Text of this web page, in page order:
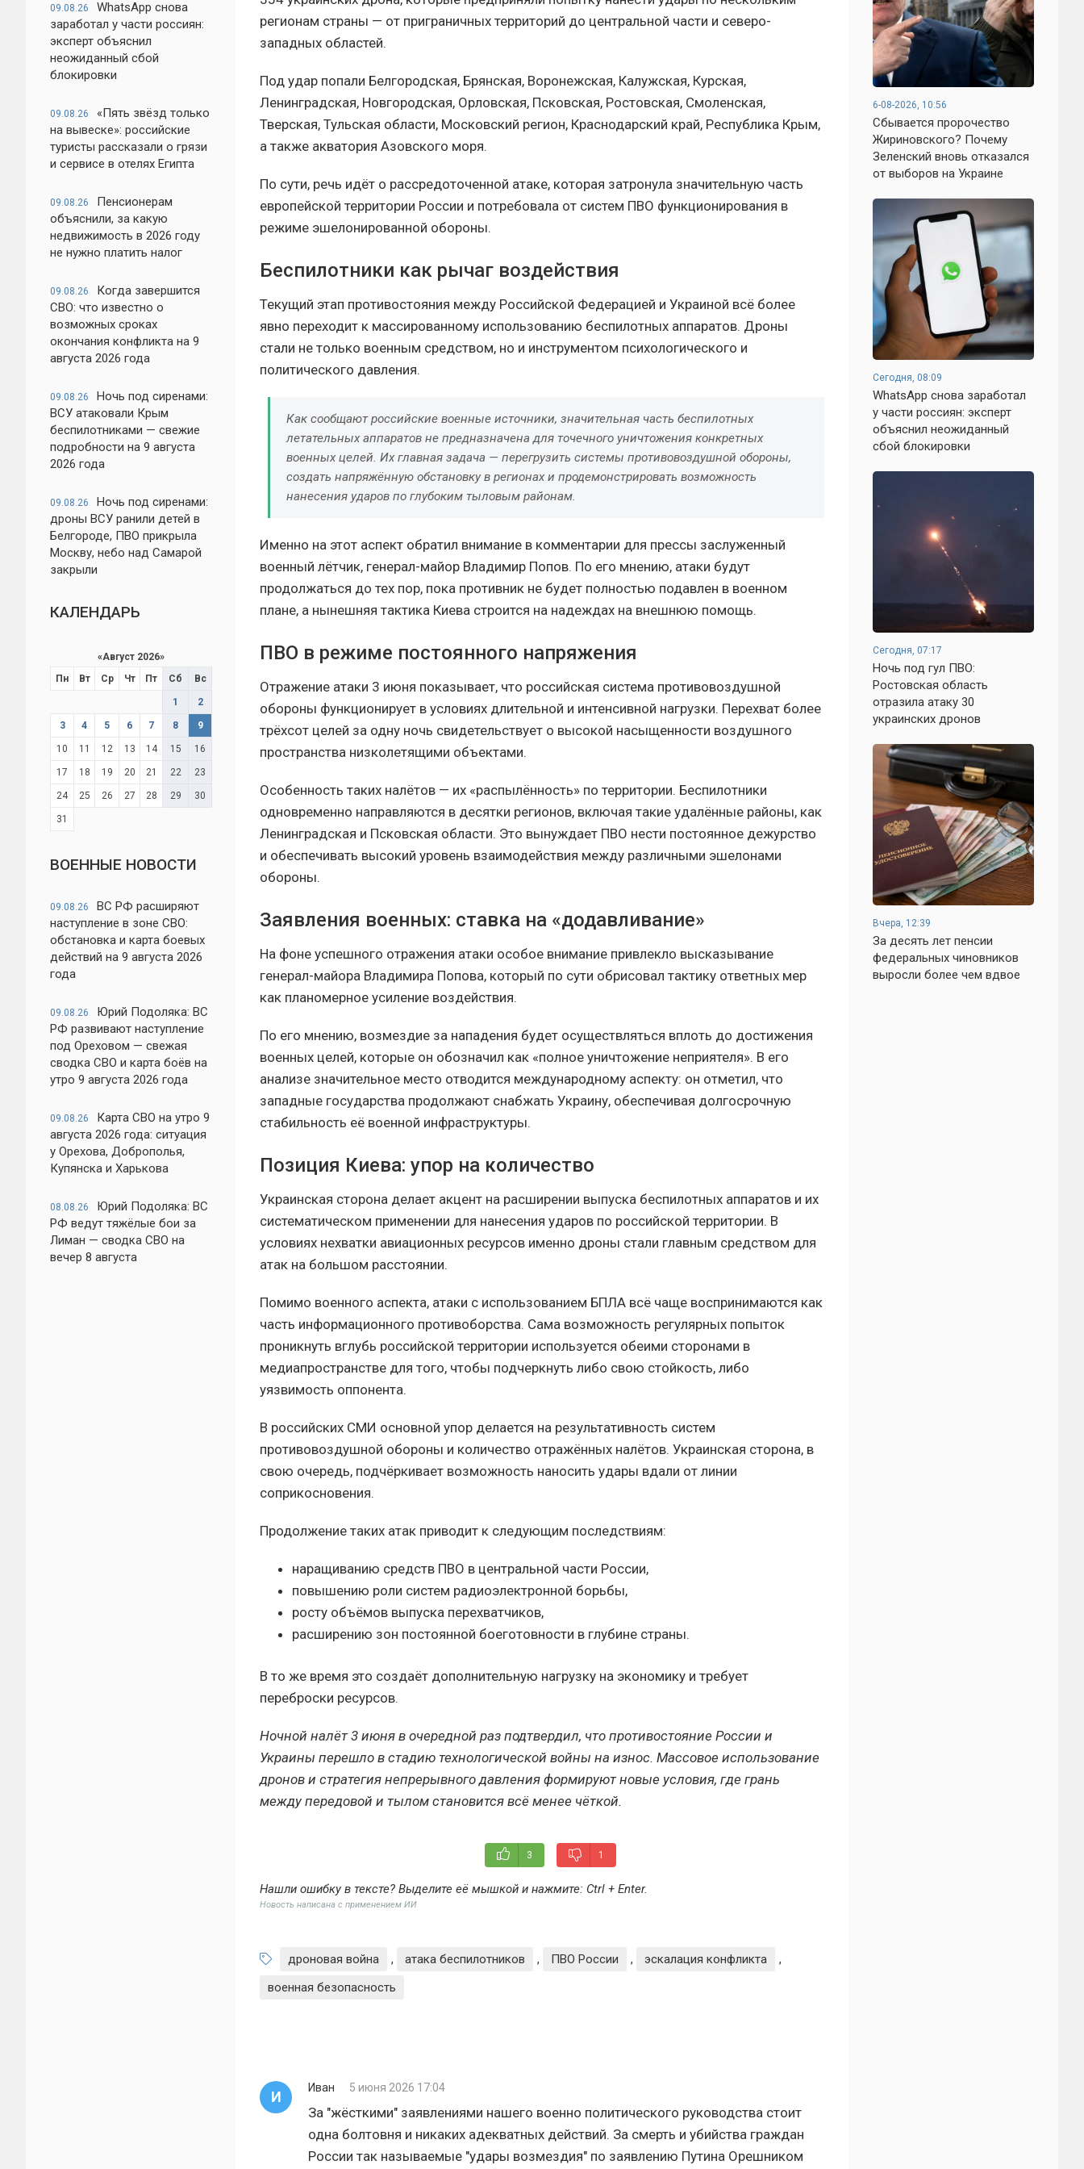
09.08.26
WhatsApp снова
заработал у части россиян:
эксперт объяснил
неожиданный сбой
блокировки
09.08.26
«Пять звёзд только
на вывеске»: российские
туристы рассказали о грязи
и сервисе в отелях Египта
09.08.26
Пенсионерам
объяснили, за какую
недвижимость в 2026 году
не нужно платить налог
09.08.26
Когда завершится
СВО: что известно о
возможных сроках
окончания конфликта на 9
августа 2026 года
09.08.26
Ночь под сиренами:
ВСУ атаковали Крым
беспилотниками — свежие
подробности на 9 августа
2026 года
09.08.26
Ночь под сиренами:
дроны ВСУ ранили детей в
Белгороде, ПВО прикрыла
Москву, небо над Самарой
закрыли
КАЛЕНДАРЬ
«Август 2026»
Пн
Вт Ср Чт Пт Сб Вс
1 2
3 4 5 6 7 8 9
10 11 12 13 14 15 16
17 18 19 20 21 22 23
24 25 26 27 28 29 30
31
ВОЕННЫЕ НОВОСТИ
09.08.26
ВС РФ расширяют
наступление в зоне СВО:
обстановка и карта боевых
действий на 9 августа 2026
года
09.08.26
Юрий Подоляка: ВС
РФ развивают наступление
под Ореховом — свежая
сводка СВО и карта боёв на
утро 9 августа 2026 года
09.08.26
Карта СВО на утро 9
августа 2026 года: ситуация
у Орехова, Доброполья,
Купянска и Харькова
08.08.26
Юрий Подоляка: ВС
РФ ведут тяжёлые бои за
Лиман — сводка СВО на
вечер 8 августа
регионам страны — от приграничных территорий до центральной части и северо-
западных областей.
Под удар попали Белгородская, Брянская, Воронежская, Калужская, Курская,
Ленинградская, Новгородская, Орловская, Псковская, Ростовская, Смоленская,
Тверская, Тульская области, Московский регион, Краснодарский край, Республика Крым,
а также акватория Азовского моря.
По сути, речь идёт о рассредоточенной атаке, которая затронула значительную часть
европейской территории России и потребовала от систем ПВО функционирования в
режиме эшелонированной обороны.
Беспилотники как рычаг воздействия
Текущий этап противостояния между Российской Федерацией и Украиной всё более
явно переходит к массированному использованию беспилотных аппаратов. Дроны
стали не только военным средством, но и инструментом психологического и
политического давления.
Как сообщают российские военные источники, значительная часть беспилотных
летательных аппаратов не предназначена для точечного уничтожения конкретных
военных целей. Их главная задача — перегрузить системы противовоздушной обороны,
создать напряжённую обстановку в регионах и продемонстрировать возможность
нанесения ударов по глубоким тыловым районам.
Именно на этот аспект обратил внимание в комментарии для прессы заслуженный
военный лётчик, генерал-майор Владимир Попов. По его мнению, атаки будут
продолжаться до тех пор, пока противник не будет полностью подавлен в военном
плане, а нынешняя тактика Киева строится на надеждах на внешнюю помощь.
ПВО в режиме постоянного напряжения
Отражение атаки 3 июня показывает, что российская система противовоздушной
обороны функционирует в условиях длительной и интенсивной нагрузки. Перехват более
трёхсот целей за одну ночь свидетельствует о высокой насыщенности воздушного
пространства низколетящими объектами.
Особенность таких налётов — их «распылённость» по территории. Беспилотники
одновременно направляются в десятки регионов, включая такие удалённые районы, как
Ленинградская и Псковская области. Это вынуждает ПВО нести постоянное дежурство
и обеспечивать высокий уровень взаимодействия между различными эшелонами
обороны.
Заявления военных: ставка на «додавливание»
На фоне успешного отражения атаки особое внимание привлекло высказывание
генерал-майора Владимира Попова, который по сути обрисовал тактику ответных мер
как планомерное усиление воздействия.
По его мнению, возмездие за нападения будет осуществляться вплоть до достижения
военных целей, которые он обозначил как «полное уничтожение неприятеля». В его
анализе значительное место отводится международному аспекту: он отметил, что
западные государства продолжают снабжать Украину, обеспечивая долгосрочную
стабильность её военной инфраструктуры.
Позиция Киева: упор на количество
Украинская сторона делает акцент на расширении выпуска беспилотных аппаратов и их
систематическом применении для нанесения ударов по российской территории. В
условиях нехватки авиационных ресурсов именно дроны стали главным средством для
атак на большом расстоянии.
Помимо военного аспекта, атаки с использованием БПЛА всё чаще воспринимаются как
часть информационного противоборства. Сама возможность регулярных попыток
проникнуть вглубь российской территории используется обеими сторонами в
медиапространстве для того, чтобы подчеркнуть либо свою стойкость, либо
уязвимость оппонента.
В российских СМИ основной упор делается на результативность систем
противовоздушной обороны и количество отражённых налётов. Украинская сторона, в
свою очередь, подчёркивает возможность наносить удары вдали от линии
соприкосновения.
Продолжение таких атак приводит к следующим последствиям:
наращиванию средств ПВО в центральной части России,
повышению роли систем радиоэлектронной борьбы,
росту объёмов выпуска перехватчиков,
расширению зон постоянной боеготовности в глубине страны.
В то же время это создаёт дополнительную нагрузку на экономику и требует
переброски ресурсов.
Ночной налёт 3 июня в очередной раз подтвердил, что противостояние России и
Украины перешло в стадию технологической войны на износ. Массовое использование
дронов и стратегия непрерывного давления формируют новые условия, где грань
между передовой и тылом становится всё менее чёткой.
3 1
Нашли ошибку в тексте? Выделите её мышкой и нажмите: Ctrl + Enter.
Новость написана с применением ИИ
дроновая война , атака беспилотников , ПВО России , эскалация конфликта
,
военная безопасность
И
Иван 5 июня 2026 17:04
За "жёсткими" заявлениями нашего военно политического руководства стоит
одна болтовня и никаких адекватных действий. За смерть и убийства граждан
России так называемые "удары возмездия" по заявлению Путина Орешником
6-08-2026, 10:56
Сбывается пророчество
Жириновского? Почему
Зеленский вновь отказался
от выборов на Украине
Сегодня, 08:09
WhatsApp снова заработал
у части россиян: эксперт
объяснил неожиданный
сбой блокировки
Сегодня, 07:17
Ночь под гул ПВО:
Ростовская область
отразила атаку 30
украинских дронов
Вчера, 12:39
За десять лет пенсии
федеральных чиновников
выросли более чем вдвое